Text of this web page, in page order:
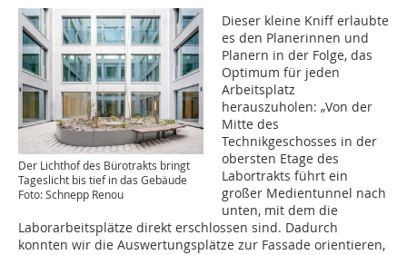
Der Lichthof des Bürotrakts bringt
Tageslicht bis tief in das Gebäude
Foto: Schnepp Renou
Dieser kleine Kniff erlaubte
es den Planerinnen und
Planern in der Folge, das
Optimum für jeden
Arbeitsplatz
herauszuholen: „Von der
Mitte des
Technikgeschosses in der
obersten Etage des
Labortrakts führt ein
großer Medientunnel nach
unten, mit dem die
Laborarbeitsplätze direkt erschlossen sind. Dadurch
konnten wir die Auswertungsplätze zur Fassade ­orientieren,